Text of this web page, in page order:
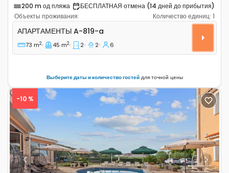
200 m од пляжа
БЕСПЛАТНАЯ отмена (14 дней до прибытия)
Объекты проживания:
Количество единиц: 1
Двухкомнатные апартаменты Край - Kraj, Пашман -
АПАРТАМЕНТЫ A-819-a
73 m2 45 m2 2 2 6
Выберите даты и количество гостейдля точной цены
Previous Next
-10 %